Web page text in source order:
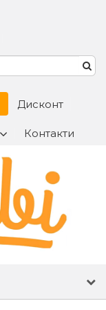
Дисконт
Контакти